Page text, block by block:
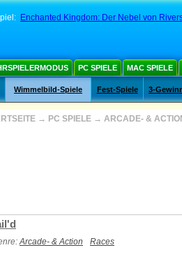
Enchanted Kingdom: Der Nebel von
PC SPIELE MAC SPIELE
Wimmelbild-Spiele Fest-Spiele 3-
→ PC SPIELE → ARCADE- &
Arcade- & Action Races